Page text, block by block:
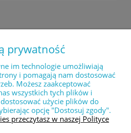
do koszyka
prywatność
im technologie umożliwiają
i pomagają nam dostosować
Możesz zaakceptować
wszystkich tych plików i
użycie plików do
opcję "Dostosuj zgody".
przeczytasz w naszej Polityce